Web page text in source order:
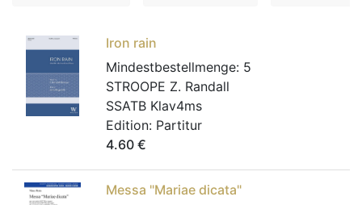
Iron rain
Mindestbestellmenge: 5
STROOPE Z. Randall
SSATB Klav4ms
Edition: Partitur
4.60 €
Messa "Mariae dicata"